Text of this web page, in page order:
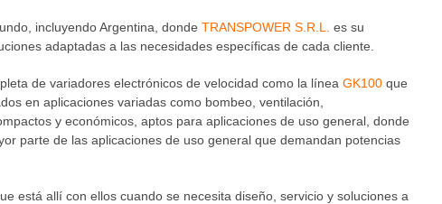
incluyendo Argentina, donde TRANSPOWER S.R.L.
es su
adaptadas a las necesidades específicas de cada cliente.
de variadores electrónicos de velocidad como la línea GK100 que
en aplicaciones variadas como bombeo, ventilación,
y económicos, aptos para aplicaciones de uso general, donde
parte de las aplicaciones de uso general que demandan potencias
está allí con ellos cuando se necesita diseño, servicio y soluciones a